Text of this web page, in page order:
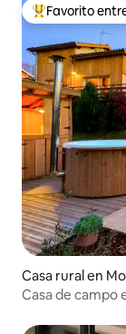
Favorito entre
Favorito
Casa rural en
Casa de campo